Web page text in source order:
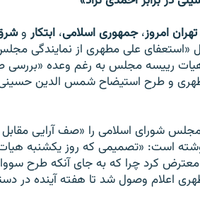
تهران امروز،جمهوری اسلامی،ابتکار و
«استعفای علی مطهری از نمايندگی
هيات رييسه مجلس به رغم وعده
و طرح استيضاح شمس الدين حسينی
مجلس شورای اسلامی را «صف آرايی
است: «تصميمی که روز يکشنبه
کرد چرا که به جای آنکه طرح
اعلام وصول شد تا هفته آينده در